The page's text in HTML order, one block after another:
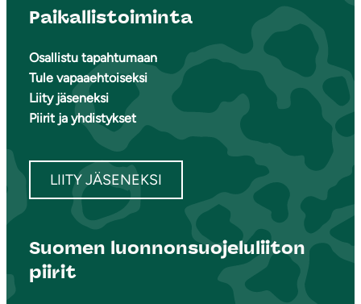
Paikallistoiminta
Osallistu tapahtumaan
Tule vapaaehtoiseksi
Liity jäseneksi
Piirit ja yhdistykset
LIITY JÄSENEKSI
Suomen luonnonsuojeluliiton
piirit